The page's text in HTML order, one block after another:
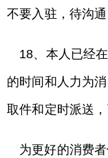
不要入驻，待沟通
18、本人已经
的时间和人力为
取件和定时派送，
为更好的消费